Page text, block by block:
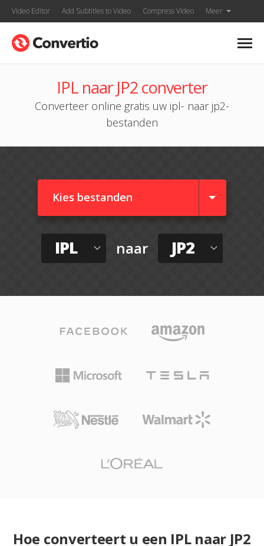
Video Editor Add Subtitles to Video Compress Video Meer
IPL naar JP2 converter
Converteer online gratis uw ipl- naar jp2-
bestanden
Kies bestanden
IPL naar JP2
Hoe converteert u een IPL naar JP2